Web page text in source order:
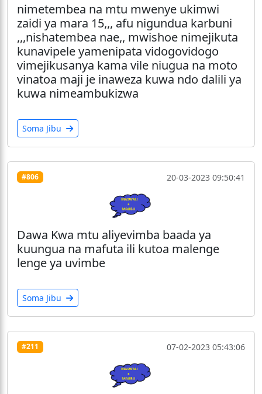
nimetembea na mtu mwenye ukimwi
zaidi ya mara 15,,, afu nigundua karbuni
,,,nishatembea nae,, mwishoe nimejikuta
kunavipele yamenipata vidogovidogo
vimejikusanya kama vile niugua na moto
vinatoa maji je inaweza kuwa ndo dalili ya
kuwa nimeambukizwa
Soma Jibu
#806 20-03-2023 09:50:41
Dawa Kwa mtu aliyevimba baada ya
kuungua na mafuta ili kutoa malenge
lenge ya uvimbe
Soma Jibu
#211 07-02-2023 05:43:06